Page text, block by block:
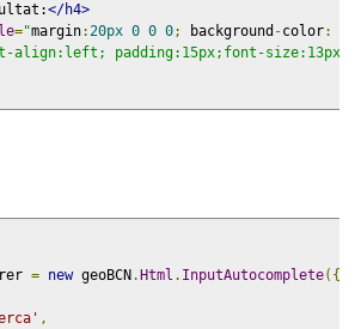
</h4>
="margin:20px 0 0 0; background -color:
align:left; padding:15px;font-
= new geoBCN.Html . InputAutocomplete({
,